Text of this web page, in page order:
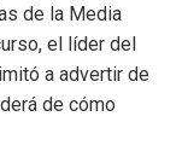
de la Media
el líder del
a advertir de
de cómo